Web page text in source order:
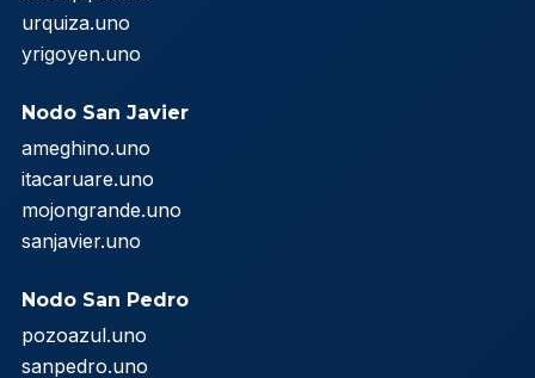
urquiza.uno
yrigoyen.uno
Nodo San Javier
ameghino.uno
itacaruare.uno
mojongrande.uno
sanjavier.uno
Nodo San Pedro
pozoazul.uno
sanpedro.uno